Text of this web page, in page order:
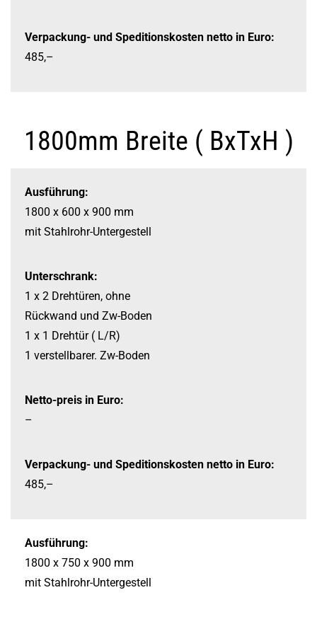
Verpackung- und Speditionskosten netto in Euro:
485,–
1800mm Breite ( BxTxH )
Ausführung:
1800 x 600 x 900 mm
mit Stahlrohr-Untergestell
Unterschrank:
1 x 2 Drehtüren, ohne
Rückwand und Zw-Boden
1 x 1 Drehtür ( L/R)
1 verstellbarer. Zw-Boden
Netto-preis in Euro:
–
Verpackung- und Speditionskosten netto in Euro:
485,–
Ausführung:
1800 x 750 x 900 mm
mit Stahlrohr-Untergestell